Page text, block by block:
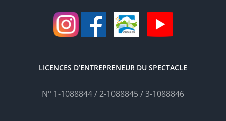
LICENCES D’ENTREPRENEUR DU SPECTACLE
N° 1-1088844 / 2-1088845 / 3-1088846